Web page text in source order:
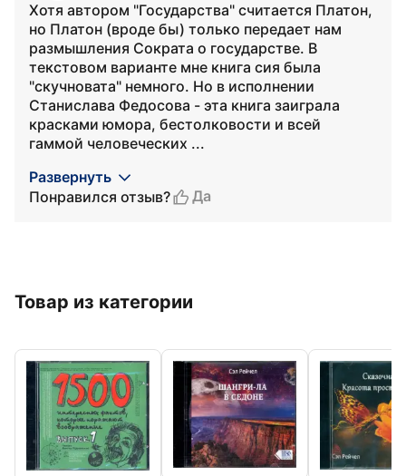
Хотя автором "Государства" считается Платон,
но Платон (вроде бы) только передает нам
размышления Сократа о государстве. В
текстовом варианте мне книга сия была
"скучновата" немного. Но в исполнении
Станислава Федосова - эта книга заиграла
красками юмора, бестолковости и всей
гаммой человеческих ...
Развернуть
Понравился отзыв?
Да
Товар из категории